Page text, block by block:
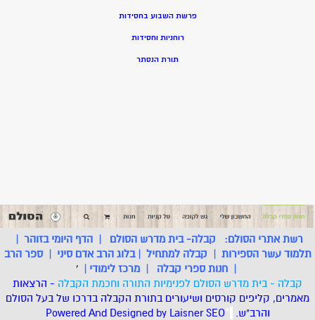
פרשת השבוע בחסידות
רוחניות וחסידות
תורת הנסתר
רשת אתרי הסולם: קבלה- בית מדרש הסולם |הדף היומי בזוהר |
תלמוד עשר הספירות | קבלה למתחיל |בלוג הרב אדם סיני |ספר הרב
| חנות ספרי קבלה | מרכז לימודי |
'
קבלה - בית מדרש הסולם לפנימיות התורה וחכמת הקבלה - הרצאות
מאמרים, קליפים קורסים ושיעורים בתורת הקבלה בדרכו של בעל הסולם
והרב"ש. *
Powered And Designed by LaisnerSEO